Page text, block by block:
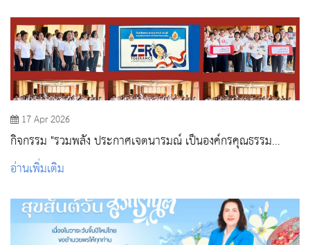
17 Apr 2026
กิจกรรม "รวมพลัง ประกาศเจตนารมณ์ เป็นองค์กรคุณธรรม
ต้นแบบ และการประกาศนโยบาย No Gift Policy ตามโครงการ
ประเมินคุณธรรมและความโปร่งใส ITA วพบ.สระบุรี "
อ่านเพิ่มเติม